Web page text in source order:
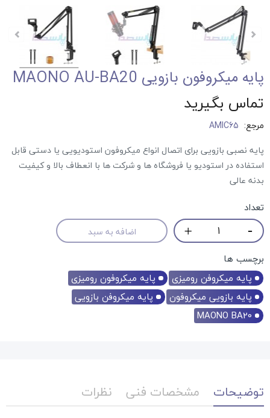
پایه میکروفون بازویی MAONO AU-BA20
تماس بگیرید
مرجع: AMIC65
پایه نصبی بازویی برای اتصال انواع میکروفون استودیویی یا دستی قابل
استفاده در استودیو یا فروشگاه ها و شرکت ها با انعطاف بالا و کیفیت
بدنه عالی
تعداد
اضافه به سبد
برچسب ها
پایه میکروفن رومیزی
پایه میکروفون رومیزی
پایه بازویی میکروفون
پایه میکروفن بازویی
MAONO BA20
توضیحات مشخصات فنی نظرات